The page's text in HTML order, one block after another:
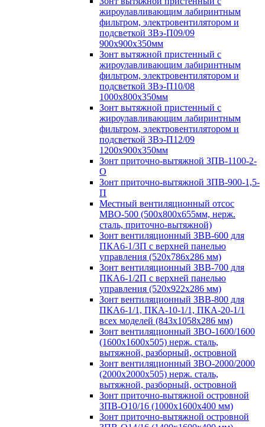
жироулавливающим лабиринтным
фильтром, электровентилятором и
подсветкой ЗВэ-П09/09
900х900х350мм
Зонт вытяжной пристенный с
жироулавливающим лабиринтным
фильтром, электровентилятором и
подсветкой ЗВэ-П10/08
1000х800х350мм
Зонт вытяжной пристенный с
жироулавливающим лабиринтным
фильтром, электровентилятором и
подсветкой ЗВэ-П12/09
1200х900х350мм
Зонт приточно-вытяжной ЗПВ-1100-2-
О
Зонт приточно-вытяжной ЗПВ-900-1,5-
П
Местный вентиляционный отсос
МВО-500 (500х800х655мм, нерж.
сталь, приточно-вытяжной)
Зонт вентиляционный ЗВВ-600 для
ПКА6-1/3П с верхней панелью
управления (520х786х286 мм)
Зонт вентиляционный ЗВВ-700 для
ПКА6-1/2П с верхней панелью
управления (520х922х286 мм)
Зонт вентиляционный ЗВВ-800 для
ПКА6-1/1, ПКА-10-1/1, ПКА-20-1/1
всех моделей (843х1058х286 мм)
Зонт вентиляционный ЗВО-1600/1600
(1600х1600х505) нерж. сталь,
вытяжной, разборный, островной
Зонт вентиляционный ЗВО-2000/2000
(2000х2000х505) нерж. сталь,
вытяжной, разборный, островной
Зонт приточно-вытяжной островной
ЗПВ-О10/16 (1000х1600х400 мм)
Зонт приточно-вытяжной островной